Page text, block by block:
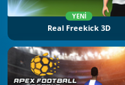
YENI
Real Freekick 3D